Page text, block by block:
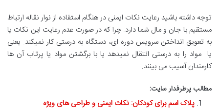
توجه داشته باشید رعایت نکات ایمنی در هنگام استفاده از نوار نقاله ارتباط
مستقیم با جان و مال شما دارد. چرا که در صورت عدم رعایت این نکات یا
به تعویق انداختن سرویس دوره ای، دستگاه به درستی کار نمیکند. یعنی
یا مواد را به درستی انتقال نمیدهد یا با برگشتن مواد یا پرتاب آن ها
کارمندان آسیب می بینند.
مطالب پرطرفدار سایت:
پلاک اسم برای کودکان: نکات ایمنی و طراحی های ویژه